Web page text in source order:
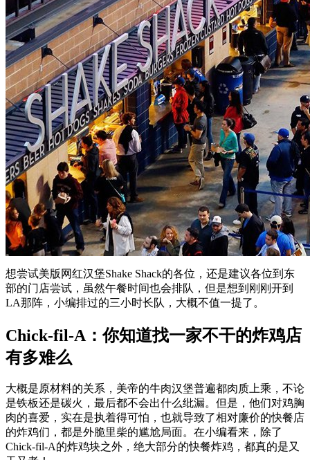
想尝试美版网红汉堡Shake Shack的各位，还是建议各位到东
部的门店尝试，虽然午餐时间也会排队，但是想到刚刚开到
LA那阵，小编排过的三小时长队，大概不值一提了。
Chick-fil-A：你知道找一家不干的炸鸡店
有多难么
大概是原材料的关系，美帝的牛肉汉堡普遍都肉质上乘，不论
是铁板还是碳火，最后都不会出什么纰漏。但是，他们对鸡胸
肉的喜爱，实在是执着得可怕，也就导致了相对廉价的快餐店
的炸鸡们，都是外脆里柴的尴尬局面。在小编看来，除了
Chick-fil-A的炸鸡块之外，绝大部分的快餐炸鸡，都真的是又